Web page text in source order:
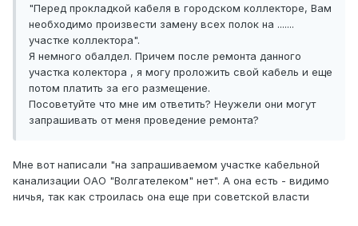
"Перед прокладкой кабеля в городском коллекторе, Вам
необходимо произвести замену всех полок на .......
участке коллектора".
Я немного обалдел. Причем после ремонта данного
участка колектора , я могу проложить свой кабель и еще
потом платить за его размещение.
Посоветуйте что мне им ответить? Неужели они могут
запрашивать от меня проведение ремонта?
Мне вот написали "на запрашиваемом участке кабельной
канализации ОАО "Волгателеком" нет". А она есть - видимо
ничья, так как строилась она еще при советской власти